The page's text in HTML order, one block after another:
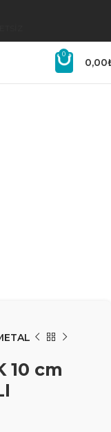
0
0,00
10 cm